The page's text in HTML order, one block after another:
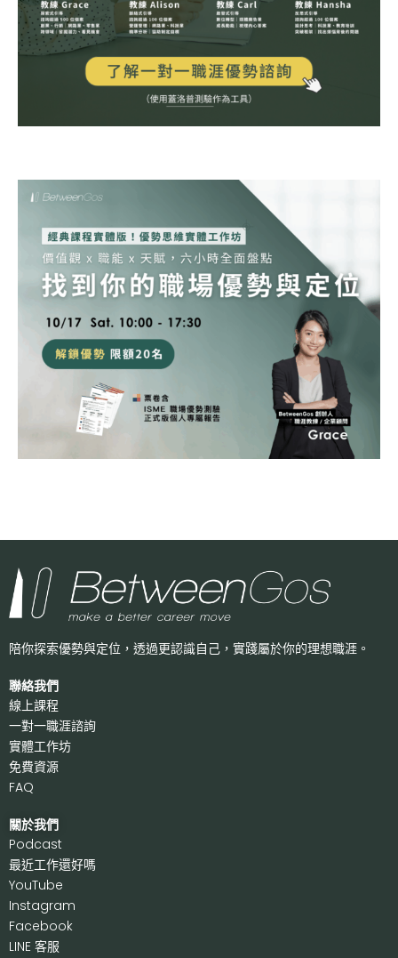
陪你探索優勢與定位，透過更認識自己， 實踐屬於你的理想職涯。
聯絡我們
線上課程
一對一職涯諮詢
實體工作坊
免費資源
FAQ
關於我們
Podcast
最近工作還好嗎
YouTube
Instagram
Facebook
LINE 客服